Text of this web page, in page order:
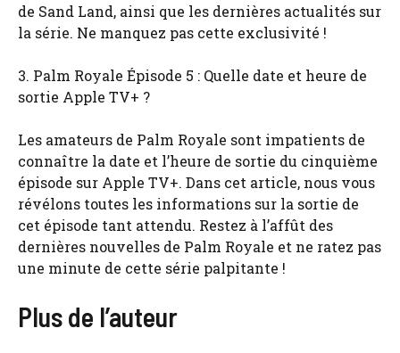
de Sand Land, ainsi que les dernières actualités sur
la série. Ne manquez pas cette exclusivité !
3. Palm Royale Épisode 5 : Quelle date et heure de
sortie Apple TV+ ?
Les amateurs de Palm Royale sont impatients de
connaître la date et l’heure de sortie du cinquième
épisode sur Apple TV+. Dans cet article, nous vous
révélons toutes les informations sur la sortie de
cet épisode tant attendu. Restez à l’affût des
dernières nouvelles de Palm Royale et ne ratez pas
une minute de cette série palpitante !
Plus de l’auteur